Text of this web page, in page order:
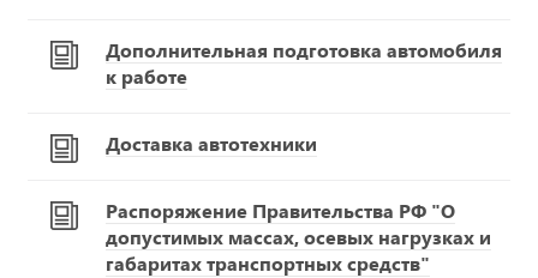
Дополнительная подготовка автомобиля
к работе
Доставка автотехники
Распоряжение Правительства РФ "О
допустимых массах, осевых нагрузках и
габаритах транспортных средств"